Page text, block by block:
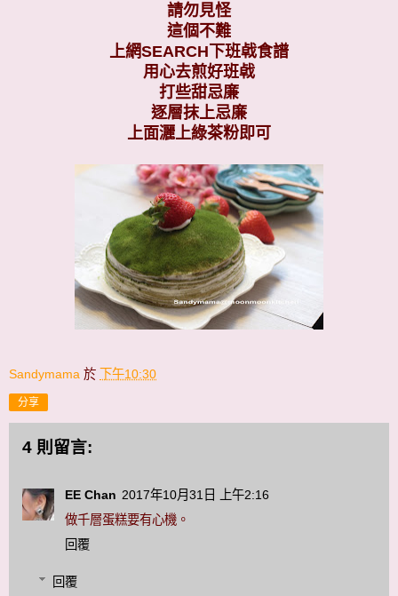
請勿見怪
這個不難
上網SEARCH下班㦸食譜
用心去煎好班㦸
打些甜忌廉
逐層抹上忌廉
上面灑上綠茶粉即可
Sandymama 於 下午10:30
分享
4 則留言:
EE Chan 2017年10月31日 上午2:16
做千層蛋糕要有心機。
回覆
回覆